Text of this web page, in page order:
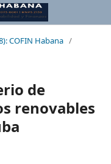
COFIN Habana /
de
renovables